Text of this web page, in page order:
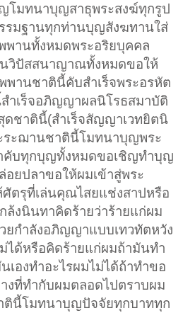
โมทนาบุญสาธุพระสงฆ์ทุกรูป
มฐานทุกท่านบุญสังฆทานใส่
พานทั้งหมดพระอริยบุคคล
วิปัสสนาญาณทั้งหมดขอให้
พานชาตินี้คับสำเร็จพระอรหัต
ำเร็จอภิญญาผลนิโรธสมาบัติ
ดชาตินี้(สำเร็จสัญญาเวทยิตนิ
ระฌานชาตินี้โมทนาบุญพระ
คับทุกบุญทั้งหมดขอเชิญทำบุญ
ยปลาขอให้ผมเข้าสู่พระ
ตรุที่เล่นคุณไสยแช่งสาปหรือ
ล้งนินทาคิดร้ายว่าร้ายแก่ผม
ยกำลังอภิญญาแบบเทวทัตหวัง
ได้หรือคิดร้ายแก่ผมถ้ามันทำ
องทำอะไรผมไม่ได้ถ้าทำขอ
งที่ทำกับผมตลอดไปตราบผม
ตินี้โมทนาบุญปัจจัยทุกบาททุก